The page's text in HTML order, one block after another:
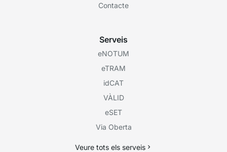
Contacte
Serveis
eNOTUM
eTRAM
idCAT
VÀLID
eSET
Via Oberta
Veure tots els serveis